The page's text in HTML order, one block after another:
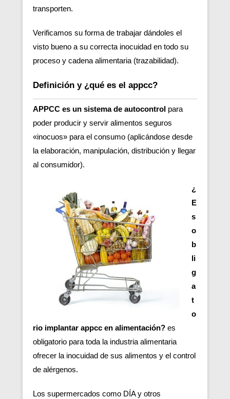
transporten.
Verificamos su forma de trabajar dándoles el
visto bueno a su correcta inocuidad en todo su
proceso y cadena alimentaria (trazabilidad).
Definición y ¿qué es el appcc?
APPCC es un sistema de autocontrol para
poder producir y servir alimentos seguros
«inocuos» para el consumo (aplicándose desde
la elaboración, manipulación, distribución y llegar
al consumidor).
¿
E
s
o
b
li
g
a
t
o
rio implantar appcc en alimentación? es
obligatorio para toda la industria alimentaria
ofrecer la inocuidad de sus alimentos y el control
de alérgenos.
Los supermercados como DÍA y otros